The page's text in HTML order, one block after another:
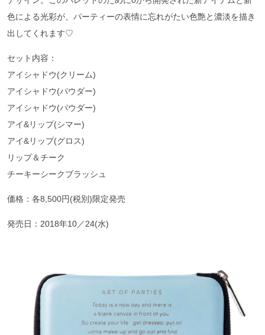
色による光彩が、パーティーの表情に忘れがたい色艶と濃淡を描き
出してくれます♡
セット内容：
アイシャドウ(クリーム)
アイシャドウ(パウダー)
アイシャドウ(パウダー)
アイ&リップ(シマー)
アイ&リップ(グロス)
リップ＆チーク
チーキーシークブラッシュ
価格：各8,500円(税別)限定発売
発売日：2018年10／24(水)